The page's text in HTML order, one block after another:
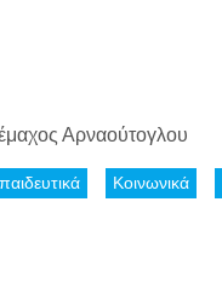
Αρναούτογλου
Κοινωνικά